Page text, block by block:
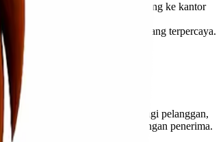
untuk mengantar barang langsung ke kantor
armada pengiriman kami yang terpercaya.
yang diharapkan.
memiliki nilai yang penting bagi pelanggan,
hingga barang sampai di tangan penerima.